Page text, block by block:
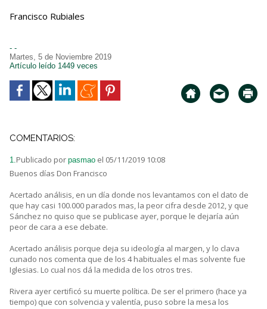
Francisco Rubiales
- -
Martes, 5 de Noviembre 2019
Artículo leído 1449 veces
COMENTARIOS:
1. Publicado por pasmao el 05/11/2019 10:08
Buenos días Don Francisco
Acertado análisis, en un día donde nos levantamos con el dato de
que hay casi 100.000 parados mas, la peor cifra desde 2012, y que
Sánchez no quiso que se publicase ayer, porque le dejaría aún
peor de cara a ese debate.
Acertado análisis porque deja su ideología al margen, y lo clava
cunado nos comenta que de los 4 habituales el mas solvente fue
Iglesias. Lo cual nos dá la medida de los otros tres.
Rivera ayer certificó su muerte política. De ser el primero (hace ya
tiempo) que con solvencia y valentía, puso sobre la mesa los